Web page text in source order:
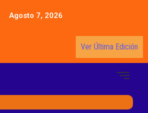
Agosto 7, 2026
Ver Última Edición